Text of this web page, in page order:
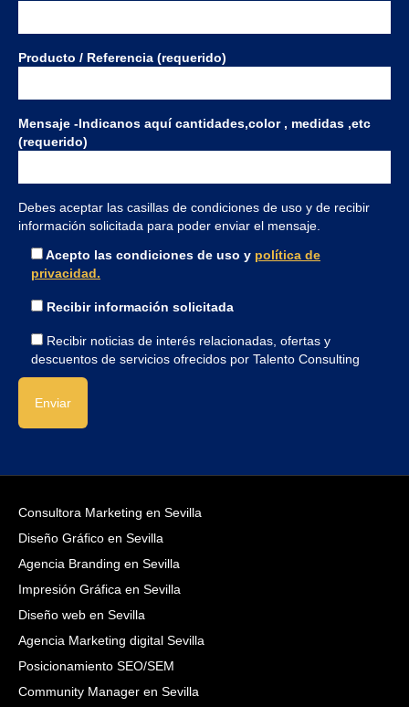
Producto / Referencia (requerido)
Mensaje -Indicanos aquí cantidades,color , medidas ,etc
(requerido)
Debes aceptar las casillas de condiciones de uso y de recibir
información solicitada para poder enviar el mensaje.
Acepto las condiciones de uso y política de
privacidad.
Recibir información solicitada
Recibir noticias de interés relacionadas, ofertas y
descuentos de servicios ofrecidos por Talento Consulting
Consultora Marketing en Sevilla
Diseño Gráfico en Sevilla
Agencia Branding en Sevilla
Impresión Gráfica en Sevilla
Diseño web en Sevilla
Agencia Marketing digital Sevilla
Posicionamiento SEO/SEM
Community Manager en Sevilla